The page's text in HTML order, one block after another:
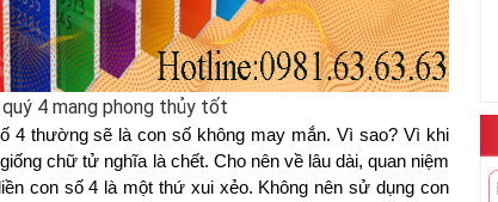
4 mang phong thủy tốt
4 thường sẽ là con số không may mắn. Vì sao? Vì khi
chữ tử nghĩa là chết. Cho nên về lâu dài, quan niệm
con số 4 là một thứ xui xẻo. Không nên sử dụng con